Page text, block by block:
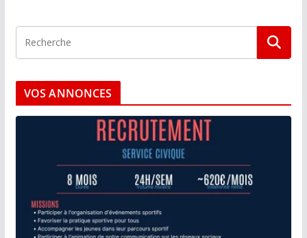
VOS ANNONCES